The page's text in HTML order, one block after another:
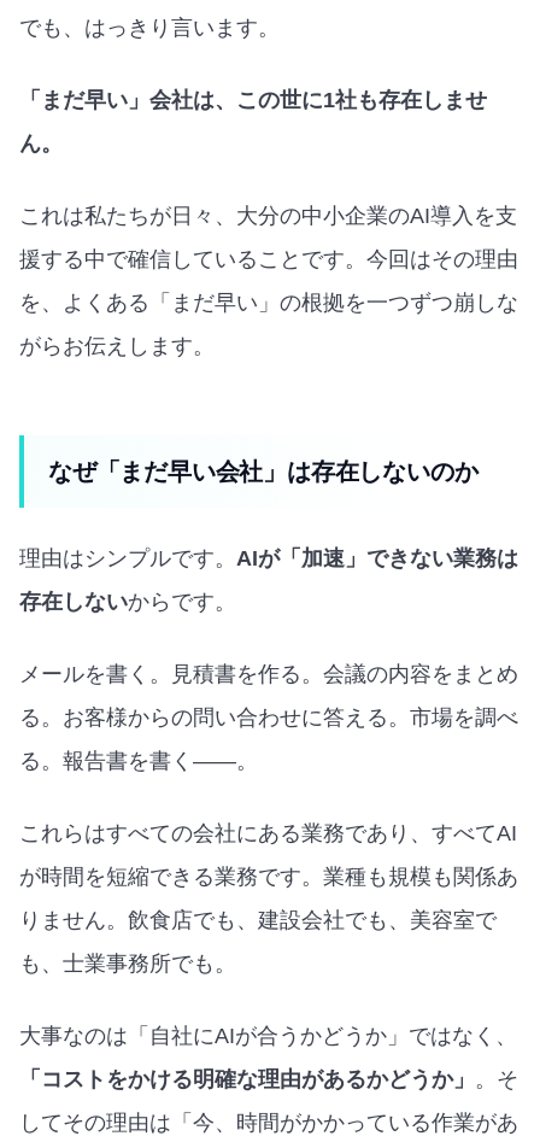
でも、はっきり言います。
「まだ早い」会社は、この世に1社も存在しませ
ん。
これは私たちが日々、大分の中小企業のAI導入を支
援する中で確信していることです。今回はその理由
を、よくある「まだ早い」の根拠を一つずつ崩しな
がらお伝えします。
なぜ「まだ早い会社」は存在しないのか
理由はシンプルです。 AIが「加速」できない業務は
存在しないからです。
メールを書く。見積書を作る。会議の内容をまとめ
る。お客様からの問い合わせに答える。市場を調べ
る。報告書を書く——。
これらはすべての会社にある業務であり、すべてAI
が時間を短縮できる業務です。業種も規模も関係あ
りません。飲食店でも、建設会社でも、美容室で
も、士業事務所でも。
大事なのは「自社にAIが合うかどうか」ではなく、
「コストをかける明確な理由があるかどうか」 。そ
してその理由は「今、時間がかかっている作業があ